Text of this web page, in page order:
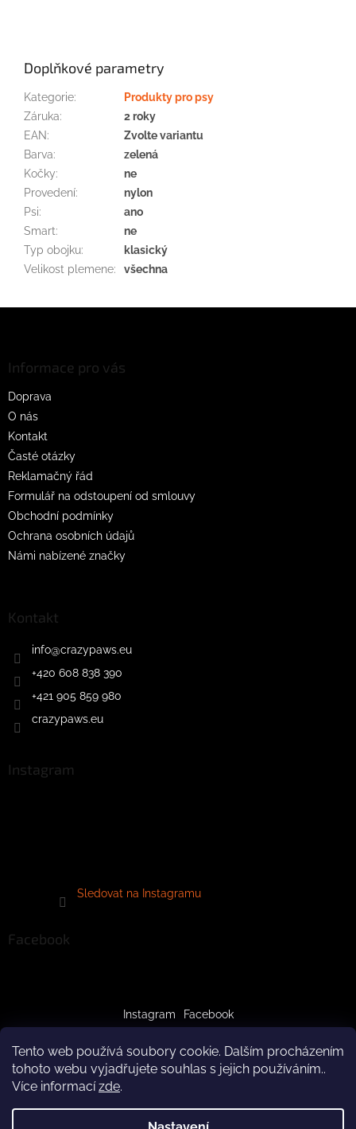
Tento web používá soubory cookie. Dalším procházením
tohoto webu vyjadřujete souhlas s jejich používáním..
Více informacízde.
Doplňkové parametry
Kategorie:
Produkty pro psy
Záruka:
2 roky
EAN:
Zvolte variantu
Barva:
zelená
Kočky:
ne
Provedení:
nylon
Psi:
ano
Smart:
ne
Typ obojku:
klasický
Velikost plemene: všechna
Informace pro vás
Doprava
O nás
Kontakt
Časté otázky
Reklamačný řád
Formulář na odstoupení od smlouvy
Obchodní podmínky
Ochrana osobních údajů
Námi nabízené značky
Kontakt
info@crazypaws.eu
+420 608 838 390
+421 905 859 980
crazypaws.eu
Instagram
Sledovat na Instagramu
Facebook
Instagram Facebook